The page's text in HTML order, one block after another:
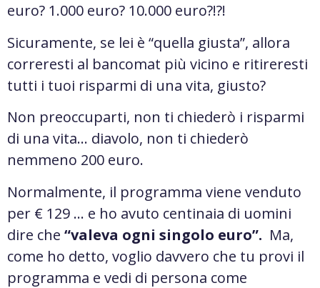
euro? 1.000 euro? 10.000 euro?!?!
Sicuramente, se lei è “quella giusta”, allora
correresti al bancomat più vicino e ritireresti
tutti i tuoi risparmi di una vita, giusto?
Non preoccuparti, non ti chiederò i risparmi
di una vita… diavolo, non ti chiederò
nemmeno 200 euro.
Normalmente, il programma viene venduto
per € 129 … e ho avuto centinaia di uomini
dire che “valeva ogni singolo euro”. Ma,
come ho detto, voglio davvero che tu provi il
programma e vedi di persona come